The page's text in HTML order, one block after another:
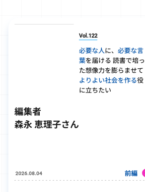
Vol.122
必要な人に、 必要な言
葉を届ける 読書で培っ
た想像力を膨らませて
よりよい社会を作る役
に立ちたい
編集者
森永 恵理子さん
2026.08.04 前編